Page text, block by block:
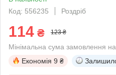
Код: 556235
Роздріб
114 ₴ 123 ₴
Мінімальна сума замовлення
Економія 9 ₴